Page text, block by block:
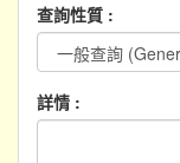
查詢性質 :
詳情 :